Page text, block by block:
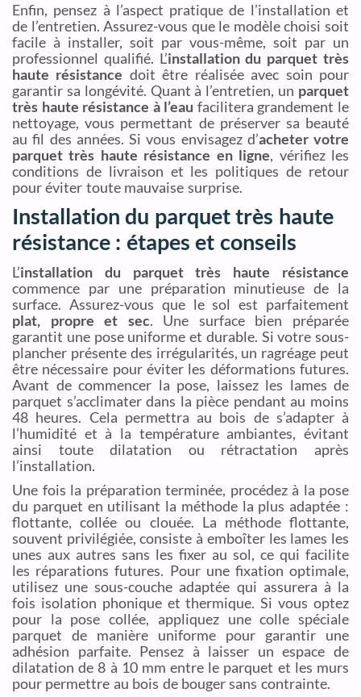
Enfin, pensez à l’aspect pratique de l’installation et
de l’entretien. Assurez-vous que le modèle choisi soit
facile à installer, soit par vous-même, soit par un
professionnel qualifié. L’installation du parquet très
haute résistance doit être réalisée avec soin pour
garantir sa longévité. Quant à l’entretien, un parquet
très haute résistance à l’eau facilitera grandement le
nettoyage, vous permettant de préserver sa beauté
au fil des années. Si vous envisagez d’acheter votre
parquet très haute résistance en ligne, vérifiez les
conditions de livraison et les politiques de retour
pour éviter toute mauvaise surprise.
Installation du parquet très haute
résistance : étapes et conseils
L’installation du parquet très haute résistance
commence par une préparation minutieuse de la
surface. Assurez-vous que le sol est parfaitement
plat, propre et sec. Une surface bien préparée
garantit une pose uniforme et durable. Si votre sous-
plancher présente des irrégularités, un ragréage peut
être nécessaire pour éviter les déformations futures.
Avant de commencer la pose, laissez les lames de
parquet s’acclimater dans la pièce pendant au moins
48 heures. Cela permettra au bois de s’adapter à
l’humidité et à la température ambiantes, évitant
ainsi toute dilatation ou rétractation après
l’installation.
Une fois la préparation terminée, procédez à la pose
du parquet en utilisant la méthode la plus adaptée :
flottante, collée ou clouée. La méthode flottante,
souvent privilégiée, consiste à emboîter les lames les
unes aux autres sans les fixer au sol, ce qui facilite
les réparations futures. Pour une fixation optimale,
utilisez une sous-couche adaptée qui assurera à la
fois isolation phonique et thermique. Si vous optez
pour la pose collée, appliquez une colle spéciale
parquet de manière uniforme pour garantir une
adhésion parfaite. Pensez à laisser un espace de
dilatation de 8 à 10 mm entre le parquet et les murs
pour permettre au bois de bouger sans contrainte.